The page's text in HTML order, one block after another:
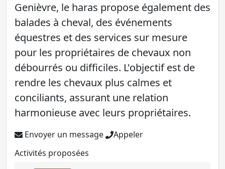
Genièvre, le haras propose également des
balades à cheval, des événements
équestres et des services sur mesure
pour les propriétaires de chevaux non
débourrés ou difficiles. L'objectif est de
rendre les chevaux plus calmes et
conciliants, assurant une relation
harmonieuse avec leurs propriétaires.
Envoyer un message
Appeler
Activités proposées